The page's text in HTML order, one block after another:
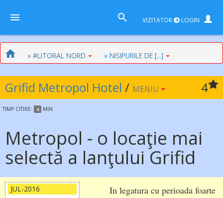
VIZITATOR LOGIN
» #LITORAL NORD » NISIPURILE DE [...]
Grifid Metropol Hotel 4
/ MENIU
TIMP CITIRE: 4 MIN
Metropol - o locaţie mai
selectă a lanţului Grifid
JUL-2016
In legatura cu perioada foarte